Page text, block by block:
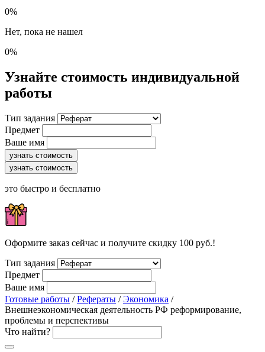
0%
Нет, пока не нашел
0%
Узнайте стоимость индивидуальной
работы
Тип задания
Предмет
Ваше имя
узнать стоимость
узнать стоимость
это быстро и бесплатно
Оформите заказ сейчас и получите скидку 100 руб.!
Тип задания
Предмет
Ваше имя
Готовые работы /Рефераты /Экономика /
Внешнеэкономическая деятельность РФ реформирование,
проблемы и перспективы
Что найти?